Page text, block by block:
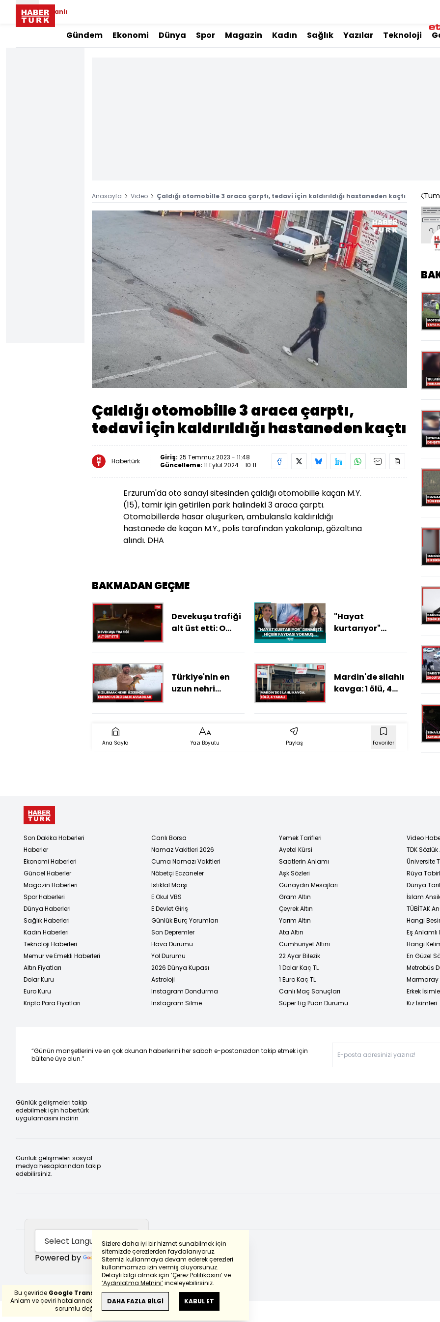
Canlı
Gündem Ekonomi Dünya Spor Magazin Kadın Sağlık Yazılar Teknoloji
Anasayfa Video Çaldığı otomobille 3 araca çarptı, tedavi için kaldırıldığı hastaneden kaçtı
Sesi
Aç
Yüklendi:
13.83%
Oynatma
Hızı
Çaldığı otomobille 3 araca çarptı,
tedavi için kaldırıldığı hastaneden kaçtı
Habertürk Giriş: 25 Temmuz 2023 - 11:48
Güncelleme: 11 Eylül 2024 - 10:11
Erzurum'da oto sanayi sitesinden çaldığı otomobille kaçan M.Y.
(15), tamir için getirilen park halindeki 3 araca çarptı.
Otomobillerde hasar oluşurken, ambulansla kaldırıldığı
hastanede de kaçan M.Y., polis tarafından yakalanıp, gözaltına
alındı. DHA
BAKMADAN GEÇME
Devekuşu trafiği
alt üst etti: O
telefonu
yansıdı
"Hayat
kurtarıyor"
faydası
Türkiye'nin en
uzun nehri
eskimo usülü
Mardin'de silahlı
kavga: 1 ölü, 4
Ana Sayfa Yazı Boyutu Paylaş Favoriler
Sizlere daha iyi bir hizmet sunabilmek için
sitemizde çerezlerden faydalanıyoruz.
Sitemizi kullanmaya devam ederek çerezleri
kullanmamıza izin vermiş oluyorsunuz.
Detaylı bilgi almak için ‘Çerez Politikasını’ve
‘Aydınlatma Metnini’inceleyebilirsiniz.
DAHA FAZLA BİLGİ KABUL ET
Son Dakika Haberleri
Haberler
Ekonomi Haberleri
Güncel Haberler
Magazin Haberleri
Spor Haberleri
Dünya Haberleri
Sağlık Haberleri
Kadın Haberleri
Teknoloji Haberleri
Memur ve Emekli Haberleri
Altın Fiyatları
Dolar Kuru
Euro Kuru
Kripto Para Fiyatları
Canlı Borsa
Namaz Vakitleri 2026
Cuma Namazı Vakitleri
Nöbetçi Eczaneler
İstiklal Marşı
E Okul VBS
E Devlet Giriş
Günlük Burç Yorumları
Son Depremler
Hava Durumu
Yol Durumu
2026 Dünya Kupası
Astroloji
Instagram Dondurma
Instagram Silme
Yemek Tarifleri
Ayetel Kürsi
Saatlerin Anlamı
Aşk Sözleri
Günaydın Mesajları
Gram Altın
Çeyrek Altın
Yarım Altın
Ata Altın
Cumhuriyet Altını
22 Ayar Bilezik
1 Dolar Kaç TL
1 Euro Kaç TL
Canlı Maç Sonuçları
Süper Lig Puan Durumu
Video
TDK
Üniversite
Rüya
Dünya
İslam
TÜBİTAK
Hangi
Eş
Hangi
En Güzel
Metrobüs
Marmaray
Erkek
Kız İsimleri
“Günün manşetlerini ve en çok okunan haberlerini her sabah e-postanızdan takip etmek için
bültene üye olun.”
Günlük gelişmeleri takip
edebilmek için habertürk
uygulamasını indirin
Günlük gelişmeleri sosyal
medya hesaplarından takip
edebilirsiniz.
Powered by Translate
Bu çeviride Google Transletekullanılmıştır.
Anlam ve çeviri hatalarından
haberturk.com
sorumlu değildir.